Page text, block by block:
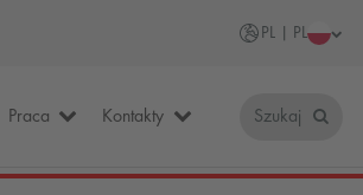
PL | PL
Praca Kontakty Szukaj